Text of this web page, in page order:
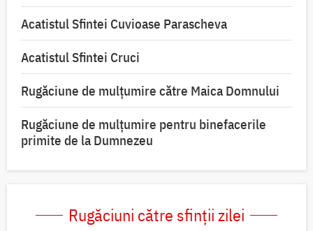
Acatistul Sfintei Cuvioase Parascheva
Acatistul Sfintei Cruci
Rugăciune de mulţumire către Maica Domnului
Rugăciune de mulțumire pentru binefacerile
primite de la Dumnezeu
Rugăciuni către sfinții zilei